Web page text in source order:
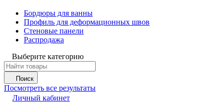
Бордюры для ванны
Профиль для деформационных швов
Стеновые панели
Распродажа
Выберите категорию
Поиск
Посмотреть все результаты
Личный кабинет